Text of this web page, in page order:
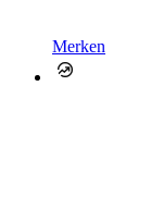
Merken